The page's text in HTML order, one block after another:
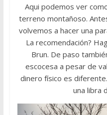
Aqui podemos ver
terreno montañoso.
volvemos a hacer una
La recomendación?
Brun. De paso
escocesa a pesar de
dinero físico es
una libra